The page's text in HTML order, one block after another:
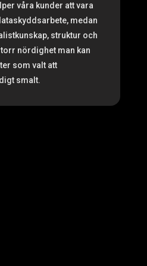
våra kunder att vara
medan
struktur och
nördighet man kan
som valt att
smalt.